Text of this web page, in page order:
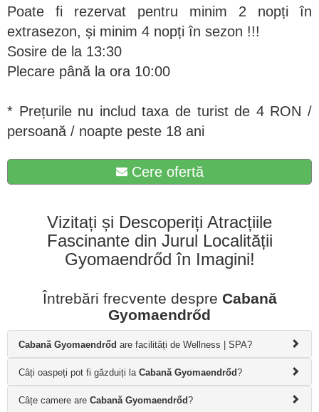
Poate fi rezervat pentru minim 2 nopți în
extrasezon, și minim 4 nopți în sezon !!!
Sosire de la 13:30
Plecare până la ora 10:00
* Prețurile nu includ taxa de turist de 4 RON /
persoană / noapte peste 18 ani
Cere ofertă
Vizitați și Descoperiți Atracțiile
Fascinante din Jurul Localității
Gyomaendrőd în Imagini!
Întrebări frecvente despre Cabană
Gyomaendrőd
Cabană Gyomaendrőd are facilități de Wellness | SPA?
Câți oaspeți pot fi găzduiți la Cabană Gyomaendrőd?
Câțe camere are Cabană Gyomaendrőd?